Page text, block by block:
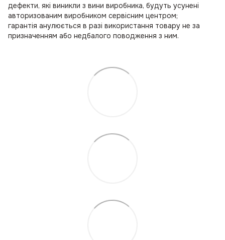
дефекти, які виникли з вини виробника, будуть усунені
авторизованим виробником сервісним центром;
гарантія анулюється в разі використання товару не за
призначенням або недбалого поводження з ним.